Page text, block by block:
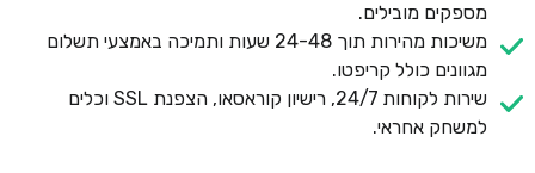
מספקים מובילים.
משיכות מהירות תוך 24-48 שעות ותמיכה באמצעי תשלום
מגוונים כולל קריפטו.
שירות לקוחות 24/7, רישיון קוראסאו, הצפנת SSL וכלים
למשחק אחראי.